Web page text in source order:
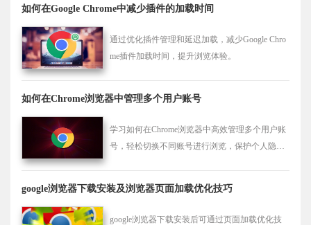
如何在Google Chrome中减少插件的加载时间
通过优化插件管理和延迟加载，减少Google Chro
me插件加载时间，提升浏览体验。
如何在Chrome浏览器中管理多个用户账号
学习如何在Chrome浏览器中高效管理多个用户账
号，轻松切换不同账号进行浏览，保护个人隐
google浏览器下载安装及浏览器页面加载优化技巧
google浏览器下载安装后可通过页面加载优化技